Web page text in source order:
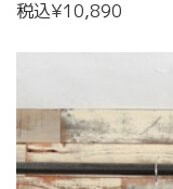
税込¥10,890